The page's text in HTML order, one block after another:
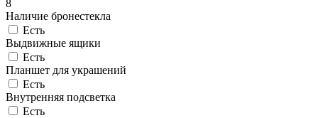
8
Наличие бронестекла
Есть
Выдвижные ящики
Есть
Планшет для украшений
Есть
Внутренняя подсветка
Есть